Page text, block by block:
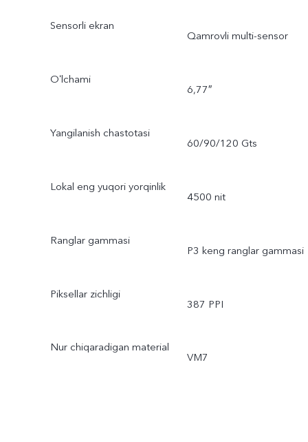
Sensorli ekran
Qamrovli multi-sensor
Oʻlchami
6,77″
Yangilanish chastotasi
60/90/120 Gts
Lokal eng yuqori yorqinlik
4500 nit
Ranglar gammasi
P3 keng ranglar gammasi
Piksellar zichligi
387 PPI
Nur chiqaradigan material
VM7